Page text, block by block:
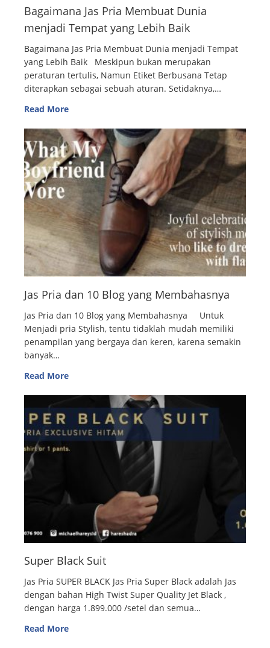
Bagaimana Jas Pria Membuat Dunia
menjadi Tempat yang Lebih Baik
Bagaimana Jas Pria Membuat Dunia menjadi Tempat
yang Lebih Baik Meskipun bukan merupakan
peraturan tertulis, Namun Etiket Berbusana Tetap
diterapkan sebagai sebuah aturan. Setidaknya,…
Read More
Jas Pria dan 10 Blog yang Membahasnya
Jas Pria dan 10 Blog yang Membahasnya Untuk
Menjadi pria Stylish, tentu tidaklah mudah memiliki
penampilan yang bergaya dan keren, karena semakin
banyak…
Read More
Super Black Suit
Jas Pria SUPER BLACK Jas Pria Super Black adalah Jas
dengan bahan High Twist Super Quality Jet Black ,
dengan harga 1.899.000 /setel dan semua…
Read More